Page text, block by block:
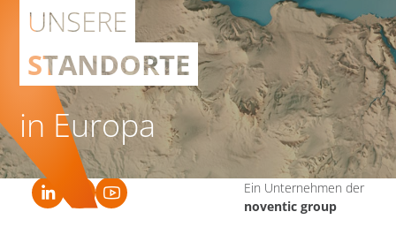
UNSERE
STANDORTE
in Europa
Ein Unternehmen der
noventic group